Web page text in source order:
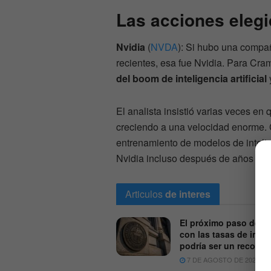
Las acciones
Nvidia (NVDA): Si hubo una
recientes, esa fue Nvidia. Para
del boom de inteligencia artificial
El analista insistió varias veces en
creciendo a una velocidad
entrenamiento de modelos de
Nvidia incluso después de años de
Articulosde interes
El próximo paso de la
con las tasas de
podría ser un recorte
7 DE AGOSTO DE 2026